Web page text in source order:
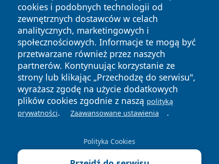
cookies i podobnych technologii od
zewnętrznych dostawców w celach
analitycznych, marketingowych i
społecznościowych. Informacje te mogą być
przetwarzane również przez naszych
partnerów. Kontynuując korzystanie ze
strony lub klikając „Przechodzę do serwisu",
wyrażasz zgodę na użycie dodatkowych
plików cookies zgodnie z naszą polityką
prywatności. Zaawansowane ustawienia .
Polityka Cookies
Copyright © 2026 echobialystok.pl Wszystkie prawa
zastrzeżone.
News Autorzy
Polityka
Prywatności
Polityka
Cookies